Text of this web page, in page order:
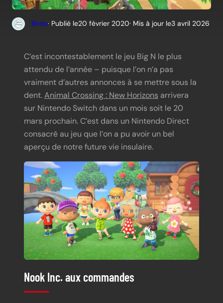
Birdo· Publié le20 février 2020· Mis à jour le3 avril 2026
C’est incontestablement le jeu Big N le plus
attendu de l’année – puisque l’on n’a pas
vraiment d’autres annonces à se mettre sous la
dent.Animal Crossing : New Horizons arrivera
sur Nintendo Switch dans un mois soit le 20
mars prochain. C’est dans un Nintendo Direct
consacré au jeu que l’on a pu avoir un bel
aperçu de notre future vie insulaire.
Nook Inc. aux commandes